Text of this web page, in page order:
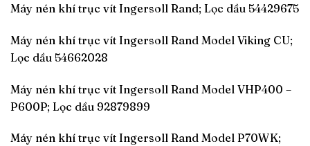
Máy nén khí trục vít Ingersoll Rand; Lọc dầu 54429675
Máy nén khí trục vít Ingersoll Rand Model Viking CU;
Lọc dầu 54662028
Máy nén khí trục vít Ingersoll Rand Model VHP400 –
P600P; Lọc dầu 92879899
Máy nén khí trục vít Ingersoll Rand Model P70WK;